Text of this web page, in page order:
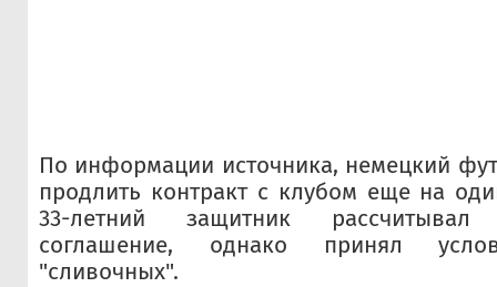
По информации источника, немецкий
продлить контракт с клубом еще на
33-летний защитник
соглашение, однако принял
"сливочных".